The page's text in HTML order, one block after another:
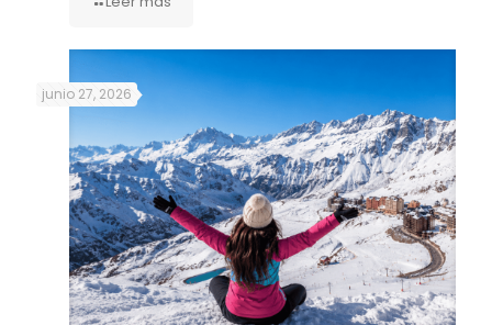
junio 27, 2026